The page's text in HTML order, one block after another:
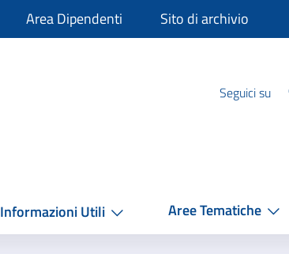
Area Dipendenti Sito di archivio
Seguici su
Informazioni Utili Aree Tematiche